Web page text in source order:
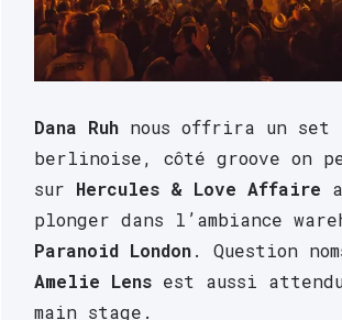
Dana Ruh nous offrira un set
berlinoise, côté groove on
sur Hercules & Love Affaire
Paranoid London
Amelie Lens est aussi
main stage.